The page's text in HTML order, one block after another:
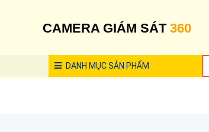
CAMERA GIÁM SÁT 360
DANH MỤCSẢN PHẨM